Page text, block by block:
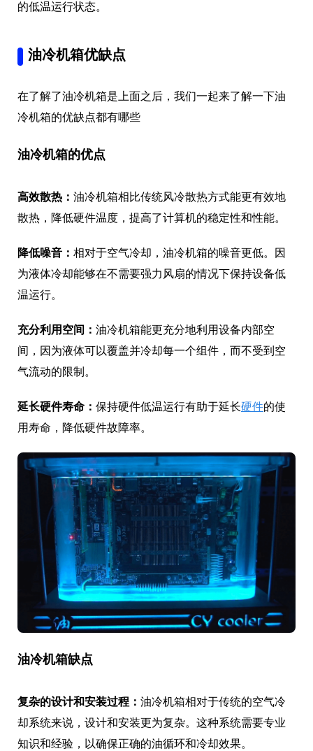
的低温运行状态。
油冷机箱优缺点
在了解了油冷机箱是上面之后，我们一起来了解一下油
冷机箱的优缺点都有哪些
油冷机箱的优点
高效散热： 油冷机箱相比传统风冷散热方式能更有效地
散热，降低硬件温度，提高了计算机的稳定性和性能。
降低噪音： 相对于空气冷却，油冷机箱的噪音更低。因
为液体冷却能够在不需要强力风扇的情况下保持设备低
温运行。
充分利用空间： 油冷机箱能更充分地利用设备内部空
间，因为液体可以覆盖并冷却每一个组件，而不受到空
气流动的限制。
延长硬件寿命： 保持硬件低温运行有助于延长硬件的使
用寿命，降低硬件故障率。
油冷机箱缺点
复杂的设计和安装过程： 油冷机箱相对于传统的空气冷
却系统来说，设计和安装更为复杂。这种系统需要专业
知识和经验，以确保正确的油循环和冷却效果。